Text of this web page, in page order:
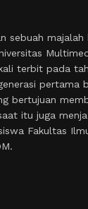
sebuah majalah
terbit pada
pertama
bertujuan
itu juga
Fakultas